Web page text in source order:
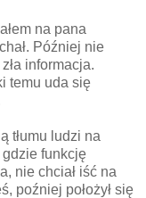
na pana
Później nie
informacja.
temu uda się
tłumu ludzi na
gdzie funkcję
nie chciał iść na
poźniej położył się